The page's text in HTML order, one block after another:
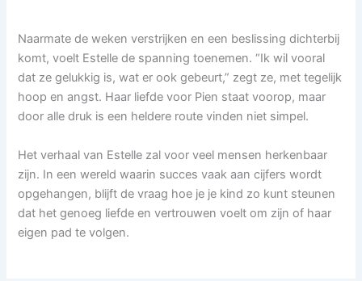
Naarmate de weken verstrijken en een beslissing dichterbij
komt, voelt Estelle de spanning toenemen. “Ik wil vooral
dat ze gelukkig is, wat er ook gebeurt,” zegt ze, met tegelijk
hoop en angst. Haar liefde voor Pien staat voorop, maar
door alle druk is een heldere route vinden niet simpel.
Het verhaal van Estelle zal voor veel mensen herkenbaar
zijn. In een wereld waarin succes vaak aan cijfers wordt
opgehangen, blijft de vraag hoe je je kind zo kunt steunen
dat het genoeg liefde en vertrouwen voelt om zijn of haar
eigen pad te volgen.